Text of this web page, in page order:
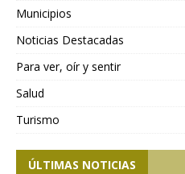
Municipios
Noticias Destacadas
Para ver, oír y sentir
Salud
Turismo
ÚLTIMAS NOTICIAS